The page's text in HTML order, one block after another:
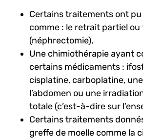
Certains traitements ont
comme : le retrait partiel ou
(néphrectomie),
Une chimiothérapie ayant
certains médicaments :
cisplatine, carboplatine,
l’abdomen ou une
totale (c’est-à-dire sur
Certains traitements
greffe de moelle comme la